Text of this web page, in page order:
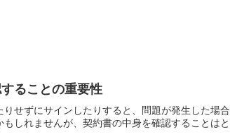
ることの重要性
せずにサインしたりすると、問題が発生した場
しれませんが、契約書の中身を確認することは